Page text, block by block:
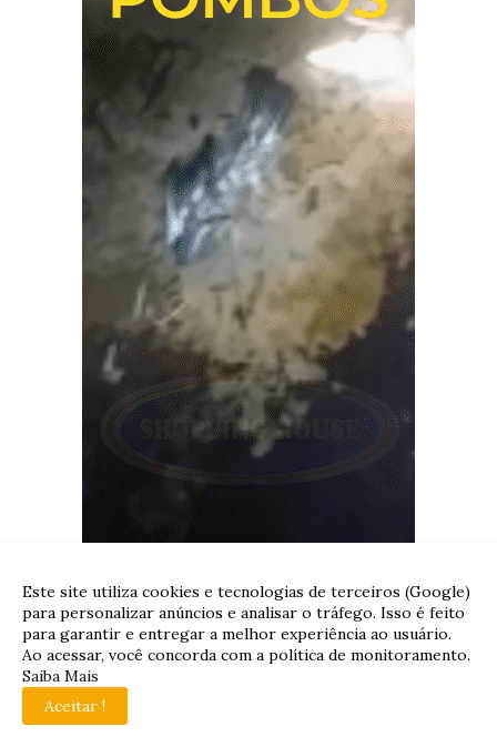
Este site utiliza cookies e tecnologias de terceiros (Google)
para personalizar anúncios e analisar o tráfego. Isso é feito
para garantir e entregar a melhor experiência ao usuário.
Ao acessar, você concorda com a política de monitoramento.
Saiba Mais
Aceitar !